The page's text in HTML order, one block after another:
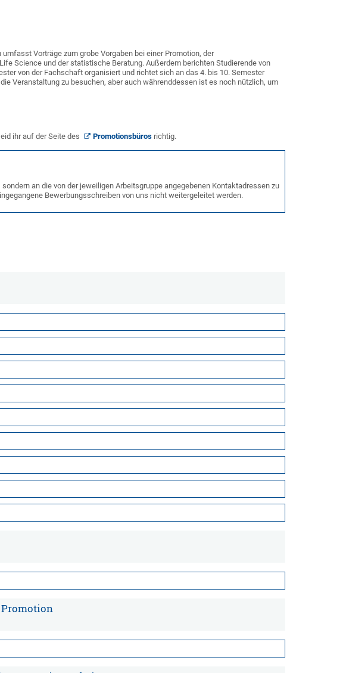
Vorträge zum grobe Vorgaben bei einer Promotion, der
Science und der statistische Beratung. Außerdem berichten Studierende von
von der Fachschaft organisiert und richtet sich an das 4. bis 10. Semester
Veranstaltung zu besuchen, aber auch währenddessen ist es noch nützlich, um
ihr auf der Seite des Promotionsbürosrichtig.
an die von der jeweiligen Arbeitsgruppe angegebenen Kontaktadressen zu
Bewerbungsschreiben von uns nicht weitergeleitet werden.
Promotion